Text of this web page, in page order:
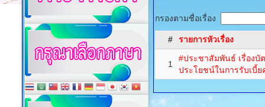
กรองตามชื่อเรื่อง
# รายการหัวเรื่อง
1
#ประชาสัมพันธ์ เรื่องบั
ประโยชน์ในการรับเบี้ย